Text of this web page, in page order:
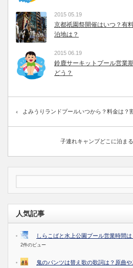
2015 05.19
京都祇園祭開催はいつ？有
泊地は？
2015 06.19
鈴鹿サーキットプール営業
どう？
よみうりランドプールいつから？料金は？
子連れキャンプどこに泊ま
人気記事
しらこばと水上公園プール営業時間
2件のビュー
鬼のパンツは替え歌の歌詞は？原曲や